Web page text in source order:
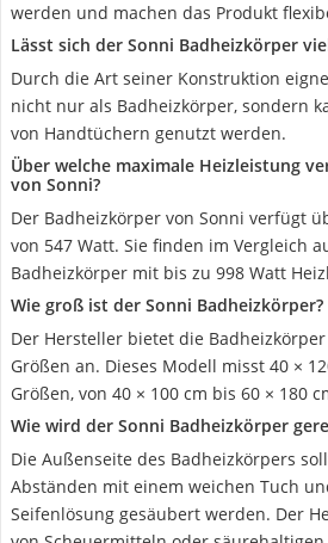
werden und machen das Produkt
Lässt sich der Sonni Badheizkörper
Durch die Art seiner Konstruktion
nicht nur als Badheizkörper, sondern
von Handtüchern genutzt werden.
Über welche maximale Heizleistung
von Sonni?
Der Badheizkörper von Sonni verfügt
von 547 Watt. Sie finden im Vergleich
Badheizkörper mit bis zu 998 Watt
Wie groß ist der Sonni Badheizkörper?
Der Hersteller bietet die
Größen an. Dieses Modell misst 40 ×
Größen, von 40 × 100 cm bis 60 × 180
Wie wird der Sonni Badheizkörper
Die Außenseite des Badheizkörpers
Abständen mit einem weichen Tuch
Seifenlösung gesäubert werden. Der